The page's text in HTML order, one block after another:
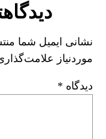
نشانی ایمیل شما
موردنیاز
دیدگاه *